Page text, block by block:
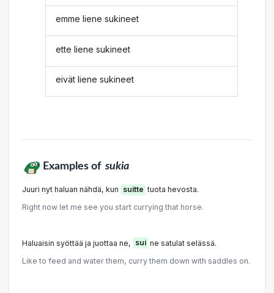
emme liene sukineet
ette liene sukineet
eivät liene sukineet
Examples of sukia
Juuri nyt haluan nähdä, kun suitte tuota hevosta.
Right now let me see you start currying that horse.
Haluaisin syöttää ja juottaa ne, sui ne satulat selässä.
Like to feed and water them, curry them down with saddles on.